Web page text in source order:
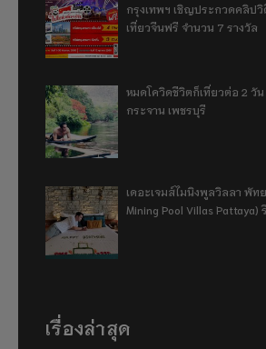
กรุงเทพฯ เชิญประกวดคลิปวิ
เที่ยวจีนฟรี จำนวน 7 รางวัล
หมดโควิดชีวิตก็เที่ยวต่อ 2 วัน
กระจาน เพชรบุรี
เดอะเจมส์ไมนิงพูลวิลลา พัทย
Mining Pool Villas Pattaya)
เรื่องล่าสุด